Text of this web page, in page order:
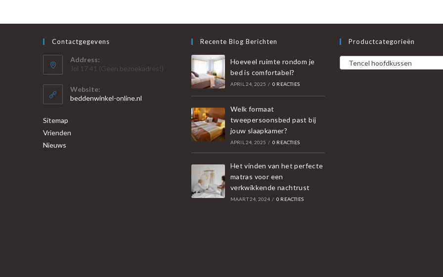
Contactgegevens
Address:
Jol 17 41 (Geen bezoekadres!)
Website:
beddenwinkel-online.nl
Sitemap
Vrienden
Nieuws
Recente Blog Berichten
Hoeveel ruimte rondom je
bed is comfortabel?
APRIL 24, 2025 / 0 REACTIES
Welk formaat
tweepersoonsbed past bij
jouw slaapkamer?
APRIL 24, 2025 / 0 REACTIES
Het vinden van het perfecte
matras voor een
verkwikkende nachtrust
MAART 24, 2024 / 0 REACTIES
Productcategorieën
Tencel hoofdkussen